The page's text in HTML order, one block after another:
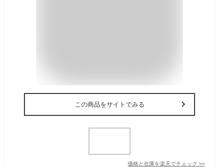
この商品をサイトでみる
価格と在庫を楽天でチェック >>